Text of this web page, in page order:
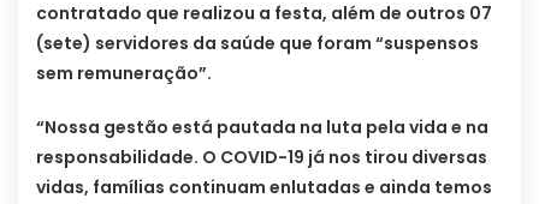
contratado que realizou a festa, além de outros 07
(sete) servidores da saúde que foram “suspensos
sem remuneração”.
“Nossa gestão está pautada na luta pela vida e na
responsabilidade. O COVID-19 já nos tirou diversas
vidas, famílias continuam enlutadas e ainda temos